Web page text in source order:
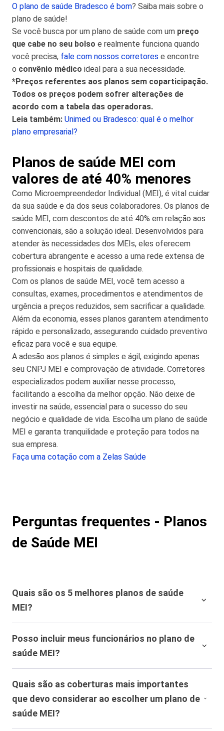
O plano de saúde Bradesco é bom? Saiba mais sobre o
plano de saúde!
Se você busca por um plano de saúde com um preço
que cabe no seu bolso e realmente funciona quando
você precisa, fale com nossos corretores e encontre
o convênio médico ideal para a sua necessidade.
*Preços referentes aos planos sem coparticipação.
Todos os preços podem sofrer alterações de
acordo com a tabela das operadoras.
Leia também: Unimed ou Bradesco: qual é o melhor
plano empresarial?
Planos de saúde MEI com
valores de até 40% menores
Como Microempreendedor Individual (MEI), é vital cuidar
da sua saúde e da dos seus colaboradores. Os planos de
saúde MEI, com descontos de até 40% em relação aos
convencionais, são a solução ideal. Desenvolvidos para
atender às necessidades dos MEIs, eles oferecem
cobertura abrangente e acesso a uma rede extensa de
profissionais e hospitais de qualidade.
Com os planos de saúde MEI, você tem acesso a
consultas, exames, procedimentos e atendimentos de
urgência a preços reduzidos, sem sacrificar a qualidade.
Além da economia, esses planos garantem atendimento
rápido e personalizado, assegurando cuidado preventivo
eficaz para você e sua equipe.
A adesão aos planos é simples e ágil, exigindo apenas
seu CNPJ MEI e comprovação de atividade. Corretores
especializados podem auxiliar nesse processo,
facilitando a escolha da melhor opção. Não deixe de
investir na saúde, essencial para o sucesso do seu
negócio e qualidade de vida. Escolha um plano de saúde
MEI e garanta tranquilidade e proteção para todos na
sua empresa.
Faça uma cotação com a Zelas Saúde
Perguntas frequentes - Planos
de Saúde MEI
Quais são os 5 melhores planos de saúde
MEI?
Central Nacional Unimed (CNU);
Grupo NotreDame Intermédica (GNDI);
Posso incluir meus funcionários no plano de
saúde MEI?
MEI. Geralmente, é exigido um mínimo de dois ou três
beneficiários para a contratação do plano MEI. Ao incluir
funcionários, é importante verificar se o plano escolhido
Quais são as coberturas mais importantes
que devo considerar ao escolher um plano de
saúde MEI?